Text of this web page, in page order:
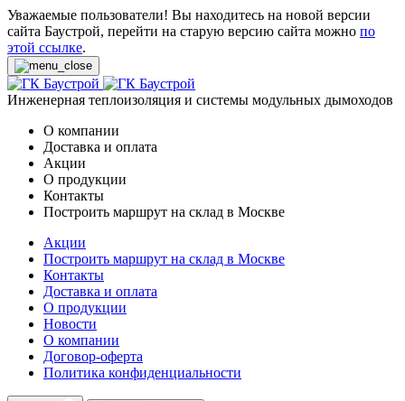
Уважаемые пользователи! Вы находитесь на новой версии
сайта Баустрой, перейти на старую версию сайта можно по
этой ссылке.
Инженерная теплоизоляция и системы модульных дымоходов
О компании
Доставка и оплата
Акции
О продукции
Контакты
Построить маршрут на склад в Москве
Акции
Построить маршрут на склад в Москве
Контакты
Доставка и оплата
О продукции
Новости
О компании
Договор-оферта
Политика конфиденциальности